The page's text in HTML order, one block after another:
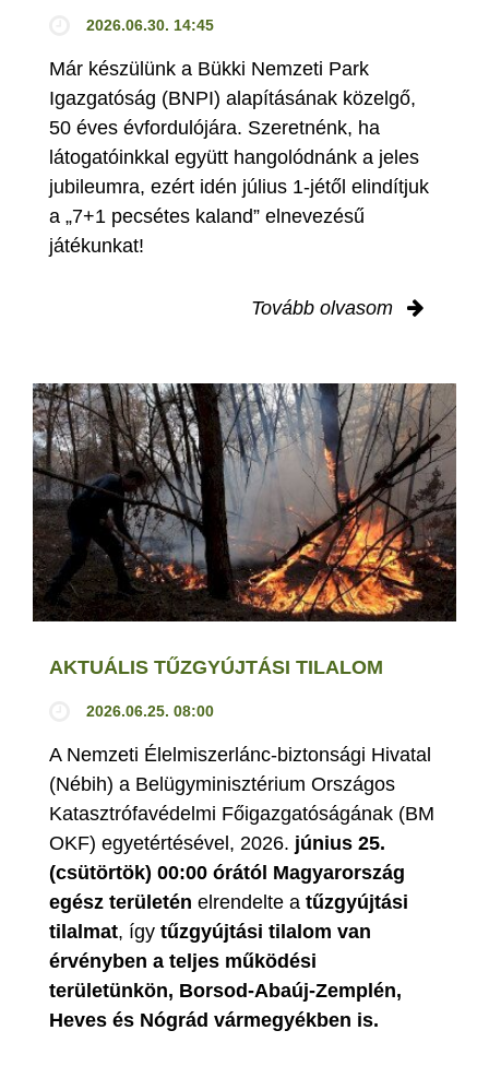
2026.06.30. 14:45
Már készülünk a Bükki Nemzeti Park
Igazgatóság (BNPI) alapításának közelgő,
50 éves évfordulójára. Szeretnénk, ha
látogatóinkkal együtt hangolódnánk a jeles
jubileumra, ezért idén július 1-jétől elindítjuk
a „7+1 pecsétes kaland” elnevezésű
játékunkat!
Tovább olvasom
AKTUÁLIS TŰZGYÚJTÁSI TILALOM
2026.06.25. 08:00
A Nemzeti Élelmiszerlánc-biztonsági Hivatal
(Nébih) a Belügyminisztérium Országos
Katasztrófavédelmi Főigazgatóságának (BM
OKF) egyetértésével, 2026. június 25.
(csütörtök) 00:00 órától Magyarország
egész területén elrendelte a tűzgyújtási
tilalmat, így tűzgyújtási tilalom van
érvényben a teljes működési
területünkön, Borsod-Abaúj-Zemplén,
Heves és Nógrád vármegyékben is.